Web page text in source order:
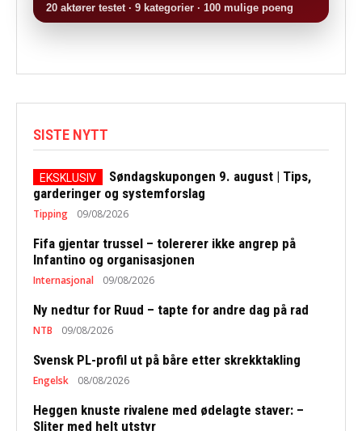
20 aktører testet · 9 kategorier · 100 mulige poeng
SISTE NYTT
Søndagskupongen 9. august | Tips,
garderinger og systemforslag
Tipping 09/08/2026
Fifa gjentar trussel – tolererer ikke angrep på
Infantino og organisasjonen
Internasjonal 09/08/2026
Ny nedtur for Ruud – tapte for andre dag på rad
NTB 09/08/2026
Svensk PL-profil ut på båre etter skrekktakling
Engelsk 08/08/2026
Heggen knuste rivalene med ødelagte staver: –
Sliter med helt utstyr